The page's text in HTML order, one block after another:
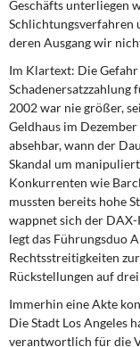
DIE LINKE
Weitere Themen
Memo-Gruppe
Institut
Rosa-
Über mich
Kontakt
Geschäfts unterliegen
Schlichtungsverfahren
deren Ausgang wir
Im Klartext: Die
2002 war nie größer,
Geldhaus im
absehbar, wann der
Skandal um
Konkurrenten wie
mussten bereits hohe
wappnet sich der
legt das Führungsduo
Rechtsstreitigkeiten
Rückstellungen auf
Immerhin eine Akte
Die Stadt Los Angeles
verantwortlich für die